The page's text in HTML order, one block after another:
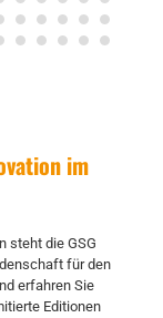
im
steht die GSG
für den
erfahren Sie
Editionen